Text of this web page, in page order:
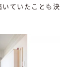
ていたことも決